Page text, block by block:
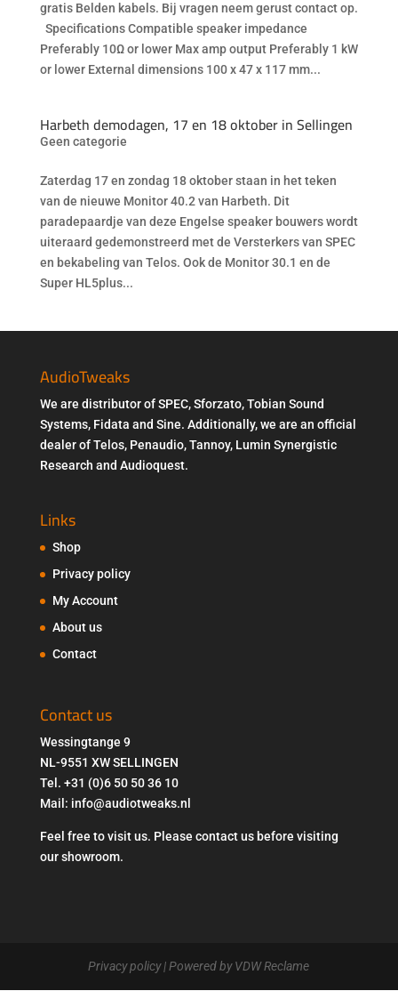
gratis Belden kabels. Bij vragen neem gerust contact op.
Specifications Compatible speaker impedance
Preferably 10Ω or lower Max amp output Preferably 1 kW
or lower External dimensions 100 x 47 x 117 mm...
Harbeth demodagen, 17 en 18 oktober in Sellingen
Geen categorie
Zaterdag 17 en zondag 18 oktober staan in het teken
van de nieuwe Monitor 40.2 van Harbeth. Dit
paradepaardje van deze Engelse speaker bouwers wordt
uiteraard gedemonstreerd met de Versterkers van SPEC
en bekabeling van Telos. Ook de Monitor 30.1 en de
Super HL5plus...
AudioTweaks
We are distributor of SPEC, Sforzato, Tobian Sound
Systems, Fidata and Sine. Additionally, we are an official
dealer of Telos, Penaudio, Tannoy, Lumin Synergistic
Research and Audioquest.
Links
Shop
Privacy policy
My Account
About us
Contact
Contact us
Wessingtange 9
NL-9551 XW SELLINGEN
Tel. +31 (0)6 50 50 36 10
Mail: info@audiotweaks.nl
Feel free to visit us. Please contact us before visiting
our showroom.
Privacy policy| Powered by VDW Reclame